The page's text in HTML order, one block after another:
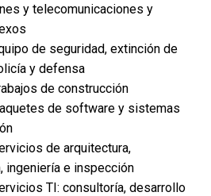
y telecomunicaciones y
de seguridad, extinción de
y defensa
de construcción
de software y sistemas
de arquitectura,
ingeniería e inspección
TI: consultoría, desarrollo